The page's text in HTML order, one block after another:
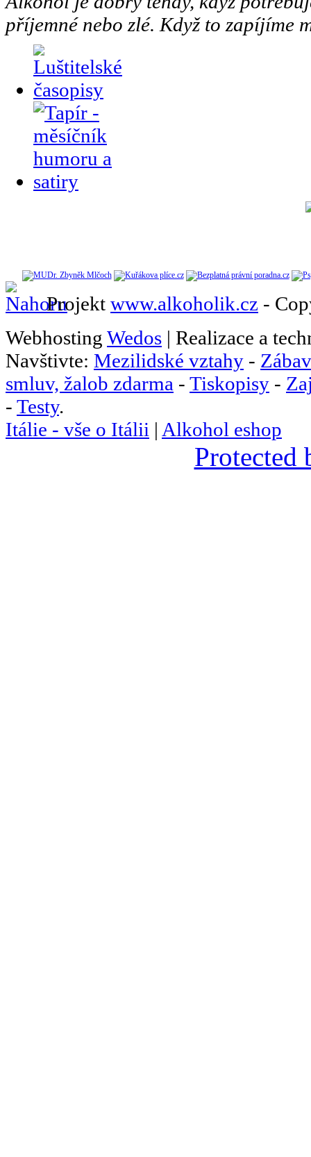
příjemné nebo zlé. Když to zapíjíme
Projekt www.alkoholik.cz -
Webhosting Wedos | Realizace a
Navštivte: Mezilidské vztahy -
smluv, žalob zdarma - Tiskopisy -
- Testy.
Itálie - vše o Itálii | Alkohol eshop
Protected